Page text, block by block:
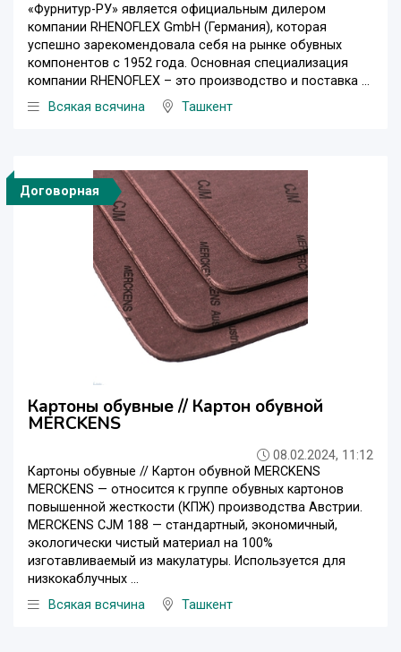
«Фурнитур-PУ» является официальным дилером
компании RHENOFLEX GmbH (Германия), которая
успешно зарекомендовала себя на рынке обувных
компонентов с 1952 года. Основная специализация
компании RHENOFLEX – это производство и поставка ...
Всякая всячина
Ташкент
Договорная
Картоны обувные // Картон обувной
MERCKENS
08.02.2024, 11:12
Картоны обувные // Картон обувной MERCKENS
MERCKENS — относится к группе обувных картонов
повышенной жесткости (КПЖ) производства Австрии.
MERCKENS CJM 188 — стандартный, экономичный,
экологически чистый материал на 100%
изготавливаемый из макулатуры. Используется для
низкокаблучных ...
Всякая всячина
Ташкент